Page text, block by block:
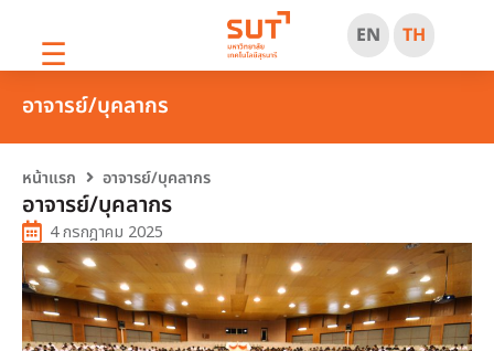
☰ EN TH
อาจารย์/บุคลากร
หน้าแรก อาจารย์/บุคลากร
อาจารย์/บุคลากร
4 กรกฎาคม 2025